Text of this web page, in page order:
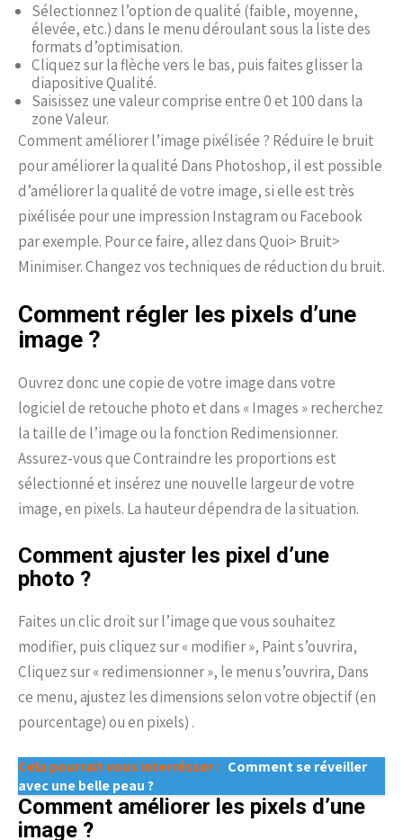
Sélectionnez l’option de qualité (faible, moyenne,
élevée, etc.) dans le menu déroulant sous la liste des
formats d’optimisation.
Cliquez sur la flèche vers le bas, puis faites glisser la
diapositive Qualité.
Saisissez une valeur comprise entre 0 et 100 dans la
zone Valeur.
Comment améliorer l’image pixélisée ? Réduire le bruit
pour améliorer la qualité Dans Photoshop, il est possible
d’améliorer la qualité de votre image, si elle est très
pixélisée pour une impression Instagram ou Facebook
par exemple. Pour ce faire, allez dans Quoi> Bruit>
Minimiser. Changez vos techniques de réduction du bruit.
Comment régler les pixels d’une
image ?
Ouvrez donc une copie de votre image dans votre
logiciel de retouche photo et dans « Images » recherchez
la taille de l’image ou la fonction Redimensionner.
Assurez-vous que Contraindre les proportions est
sélectionné et insérez une nouvelle largeur de votre
image, en pixels. La hauteur dépendra de la situation.
Comment ajuster les pixel d’une
photo ?
Faites un clic droit sur l’image que vous souhaitez
modifier, puis cliquez sur « modifier », Paint s’ouvrira,
Cliquez sur « redimensionner », le menu s’ouvrira, Dans
ce menu, ajustez les dimensions selon votre objectif (en
pourcentage) ou en pixels) .
Cela pourrait vous interrésser : Comment se réveiller
avec une belle peau ?
Comment améliorer les pixels d’une
image ?